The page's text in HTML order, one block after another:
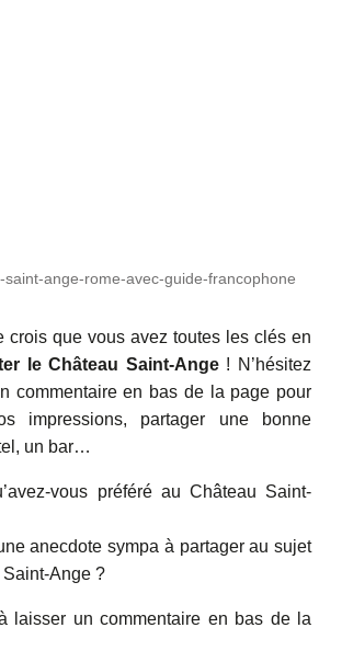
saint-ange-rome-avec-guide-francophone
crois que vous avez toutes les clés en
le Château Saint-Ange! N’hésitez
commentaire en bas de la page pour
impressions, partager une bonne
un bar…
vous préféré au Château Saint-
anecdote sympa à partager au sujet
Ange ?
laisser un commentaire en bas de la